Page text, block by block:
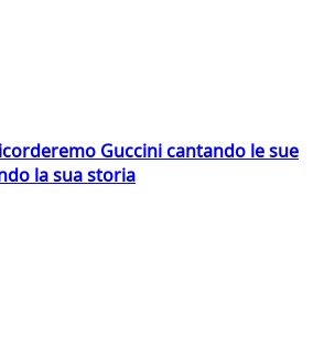
Guccini cantando le sue
la sua storia